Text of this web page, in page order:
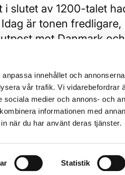
innehållet och
vår trafik. Vi vidarebefordrar
sociala medier och annons- och
informationen med
när du har använt deras tjänster.
Statistik
i slutet av 1200-talet
är tonen
mot Danmark